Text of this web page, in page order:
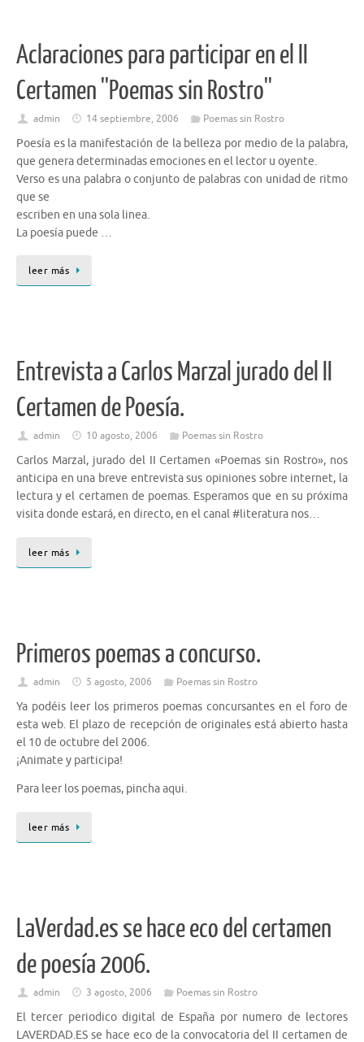
Aclaraciones para participar en el II
Certamen ''Poemas sin Rostro''
admin 14 septiembre, 2006 Poemas sin Rostro
Poesía es la manifestación de la belleza por medio de la palabra,
que genera determinadas emociones en el lector u oyente.
Verso es una palabra o conjunto de palabras con unidad de ritmo
que se
escriben en una sola linea.
La poesía puede …
leer más
Entrevista a Carlos Marzal jurado del II
Certamen de Poesía.
admin 10 agosto, 2006 Poemas sin Rostro
Carlos Marzal, jurado del II Certamen «Poemas sin Rostro», nos
anticipa en una breve entrevista sus opiniones sobre internet, la
lectura y el certamen de poemas. Esperamos que en su próxima
visita donde estará, en directo, en el canal #literatura nos…
leer más
Primeros poemas a concurso.
admin 5 agosto, 2006 Poemas sin Rostro
Ya podéis leer los primeros poemas concursantes en el foro de
esta web. El plazo de recepción de originales está abierto hasta
el 10 de octubre del 2006.
¡Animate y participa!
Para leer los poemas, pincha aqui.
leer más
LaVerdad.es se hace eco del certamen
de poesía 2006.
admin 3 agosto, 2006 Poemas sin Rostro
El tercer periodico digital de España por numero de lectores
LAVERDAD.ES se hace eco de la convocatoria del II certamen de